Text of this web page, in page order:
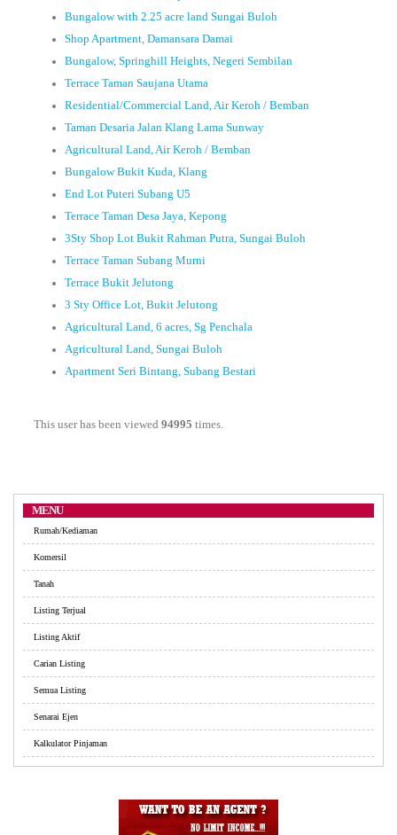
Bungalow with 2.25 acre land Sungai Buloh
Shop Apartment, Damansara Damai
Bungalow, Springhill Heights, Negeri Sembilan
Terrace Taman Saujana Utama
Residential/Commercial Land, Air Keroh / Bemban
Taman Desaria Jalan Klang Lama Sunway
Agricultural Land, Air Keroh / Bemban
Bungalow Bukit Kuda, Klang
End Lot Puteri Subang U5
Terrace Taman Desa Jaya, Kepong
3Sty Shop Lot Bukit Rahman Putra, Sungai Buloh
Terrace Taman Subang Murni
Terrace Bukit Jelutong
3 Sty Office Lot, Bukit Jelutong
Agricultural Land, 6 acres, Sg Penchala
Agricultural Land, Sungai Buloh
Apartment Seri Bintang, Subang Bestari
This user has been viewed94995 times.
MENU
Rumah/Kediaman
Komersil
Tanah
Listing Terjual
Listing Aktif
Carian Listing
Semua Listing
Senarai Ejen
Kalkulator Pinjaman